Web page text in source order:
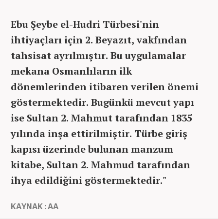
Ebu Şeybe el-Hudri Türbesi'nin
ihtiyaçları için 2. Beyazıt, vakfından
tahsisat ayrılmıştır. Bu uygulamalar
mekana Osmanlıların ilk
dönemlerinden itibaren verilen önemi
göstermektedir. Bugünkü mevcut yapı
ise Sultan 2. Mahmut tarafından 1835
yılında inşa ettirilmiştir. Türbe giriş
kapısı üzerinde bulunan manzum
kitabe, Sultan 2. Mahmud tarafından
ihya edildiğini göstermektedir."
KAYNAK : AA